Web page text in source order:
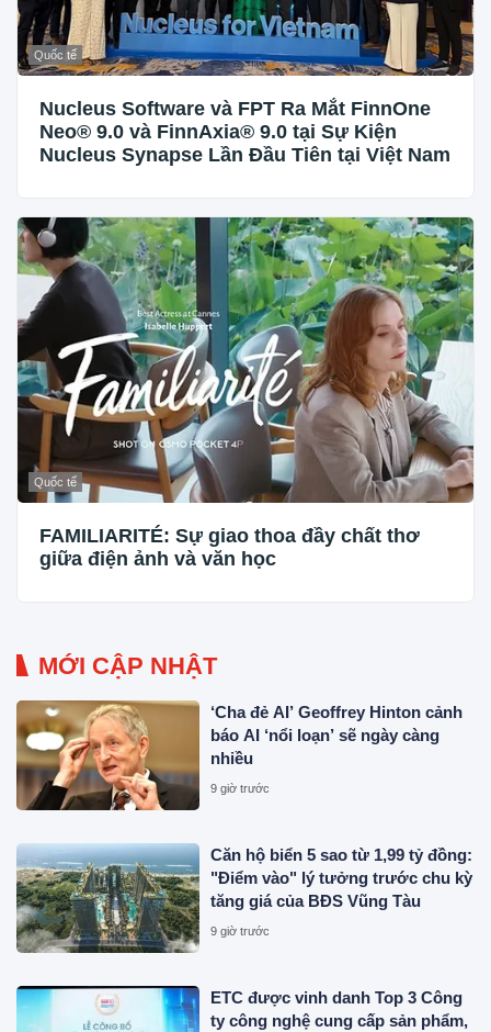
Quốc tế
Nucleus Software và FPT Ra Mắt FinnOne
Neo® 9.0 và FinnAxia® 9.0 tại Sự Kiện
Nucleus Synapse Lần Đầu Tiên tại Việt Nam
Quốc tế
FAMILIARITÉ: Sự giao thoa đầy chất thơ
giữa điện ảnh và văn học
MỚI CẬP NHẬT
‘Cha đẻ AI’ Geoffrey Hinton cảnh
báo AI ‘nổi loạn’ sẽ ngày càng
nhiều
9 giờ trước
Căn hộ biển 5 sao từ 1,99 tỷ đồng:
"Điểm vào" lý tưởng trước chu kỳ
tăng giá của BĐS Vũng Tàu
9 giờ trước
ETC được vinh danh Top 3 Công
ty công nghệ cung cấp sản phẩm,